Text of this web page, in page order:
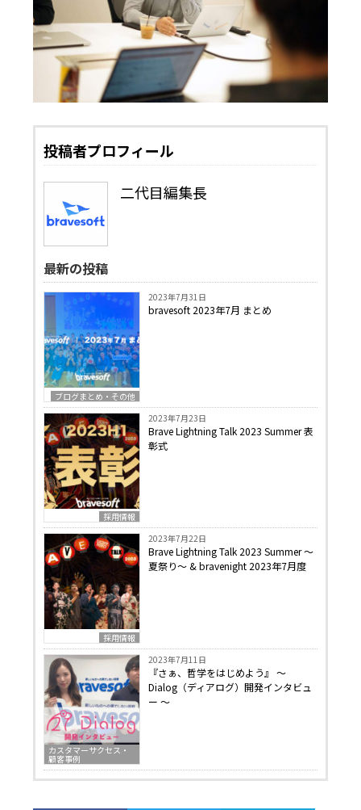
投稿者プロフィール
二代目編集長
最新の投稿
ブログまとめ・その他
2023年7月31日
bravesoft 2023年7月 まとめ
採用情報
2023年7月23日
Brave Lightning Talk 2023 Summer 表
彰式
採用情報
2023年7月22日
Brave Lightning Talk 2023 Summer 〜
夏祭り〜 & bravenight 2023年7月度
カスタマーサクセス・
顧客事例
2023年7月11日
『さぁ、哲学をはじめよう』 〜
Dialog（ディアログ）開発インタビュ
ー 〜